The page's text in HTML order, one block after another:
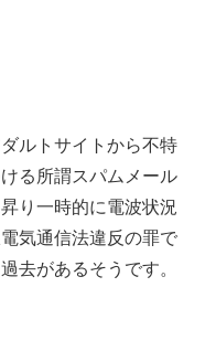
ルトサイトから不特
る所謂スパムメール
り一時的に電波状況
気通信法違反の罪で
去があるそうです。